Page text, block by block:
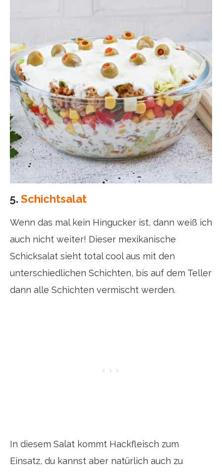
5. Schichtsalat
Wenn das mal kein Hingucker ist, dann weiß ich
auch nicht weiter! Dieser mexikanische
Schicksalat sieht total cool aus mit den
unterschiedlichen Schichten, bis auf dem Teller
dann alle Schichten vermischt werden.
In diesem Salat kommt Hackfleisch zum
Einsatz, du kannst aber natürlich auch zu